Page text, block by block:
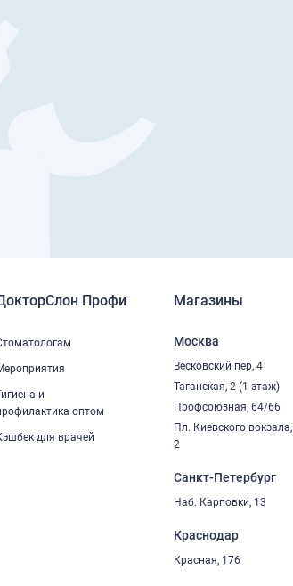
Профи
и
оптом
для врачей
Магазины
Москва
Весковский пер, 4
Таганская, 2 (1 этаж)
Профсоюзная, 64/66
Пл. Киевского вокзала,
2
Санкт-Петербург
Наб. Карповки, 13
Краснодар
Красная, 176